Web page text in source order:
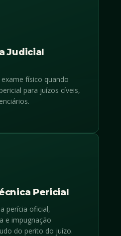
Judicial
físico quando
para juízos cíveis,
Pericial
perícia oficial,
e impugnação
do perito do juízo.